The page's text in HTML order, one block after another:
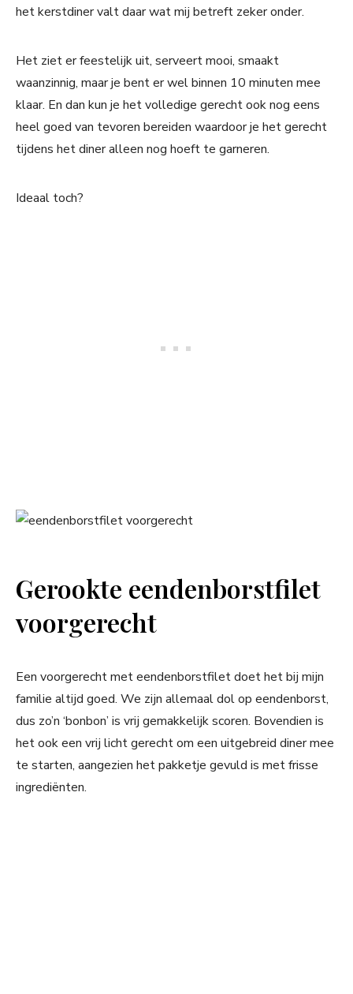
het kerstdiner valt daar wat mij betreft zeker onder.
Het ziet er feestelijk uit, serveert mooi, smaakt
waanzinnig, maar je bent er wel binnen 10 minuten mee
klaar. En dan kun je het volledige gerecht ook nog eens
heel goed van tevoren bereiden waardoor je het gerecht
tijdens het diner alleen nog hoeft te garneren.
Ideaal toch?
Gerookte eendenborstfilet
voorgerecht
Een voorgerecht met eendenborstfilet doet het bij mijn
familie altijd goed. We zijn allemaal dol op eendenborst,
dus zo’n ‘bonbon’ is vrij gemakkelijk scoren. Bovendien is
het ook een vrij licht gerecht om een uitgebreid diner mee
te starten, aangezien het pakketje gevuld is met frisse
ingrediënten.